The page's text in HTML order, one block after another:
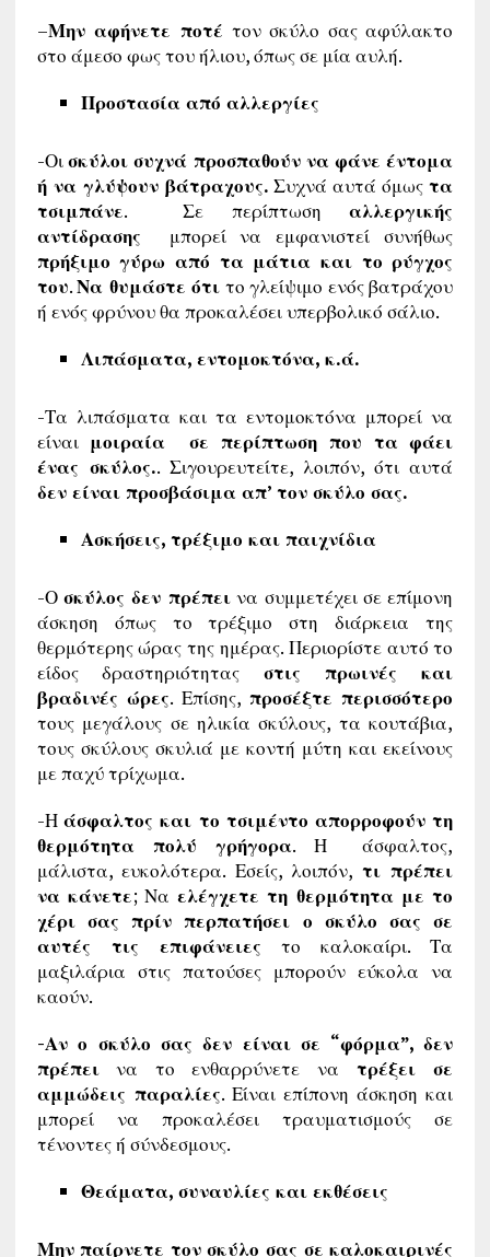
–Μην αφήνετε ποτέ τον σκύλο σας αφύλακτο
στο άμεσο φως του ήλιου, όπως σε μία αυλή.
Προστασία από αλλεργίες
-Οισκύλοι συχνά προσπαθούν να φάνε έντομα
ή να γλύψουν βάτραχους. Συχνά αυτά όμωςτα
τσιμπάνε. Σε περίπτωσηαλλεργικής
αντίδρασης μπορεί να εμφανιστεί συνήθως
πρήξιμο γύρω από τα μάτια και το ρύγχος
του.Να θυμάστε ότι το γλείψιμο ενός βατράχου
ή ενός φρύνου θα προκαλέσει υπερβολικό σάλιο.
Λιπάσματα, εντομοκτόνα, κ.ά.
-Τα λιπάσματα και τα εντομοκτόνα μπορεί να
είναιμοιραία σε περίπτωση που τα φάει
ένας σκύλος.. Σιγουρευτείτε, λοιπόν, ότι αυτά
δεν είναι προσβάσιμα απ’ τον σκύλο σας.
Ασκήσεις, τρέξιμο και παιχνίδια
-Ο σκύλος δεν πρέπεινα συμμετέχει σε επίμονη
άσκηση όπως το τρέξιμο στη διάρκεια της
θερμότερης ώρας της ημέρας. Περιορίστε αυτό το
είδος δραστηριότητας στις πρωινές και
βραδινές ώρες. Επίσης, προσέξτε περισσότερο
τους μεγάλους σε ηλικία σκύλους, τα κουτάβια,
τους σκύλους σκυλιά με κοντή μύτη και εκείνους
με παχύ τρίχωμα.
-Η άσφαλτος και το τσιμέντο απορροφούν τη
θερμότητα πολύ γρήγορα. Η άσφαλτος,
μάλιστα, ευκολότερα. Εσείς, λοιπόν, τι πρέπει
να κάνετε; Να ελέγχετε τη θερμότητα με το
χέρι σας πρίν περπατήσει ο σκύλο σας σε
αυτές τις επιφάνειες το καλοκαίρι. Τα
μαξιλάρια στις πατούσες μπορούν εύκολα να
καούν.
-Αν ο σκύλο σας δεν είναι σε “φόρμα”, δεν
πρέπεινα το ενθαρρύνετε να τρέξει σε
αμμώδεις παραλίες. Είναι επίπονη άσκηση και
μπορεί να προκαλέσει τραυματισμούς σε
τένοντες ή σύνδεσμους.
Θεάματα, συναυλίες και εκθέσεις
Μην παίρνετε τον σκύλο σας σε καλοκαιρινές